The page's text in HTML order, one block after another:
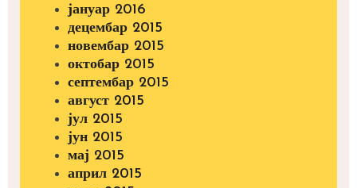
јануар 2016
децембар 2015
новембар 2015
октобар 2015
септембар 2015
август 2015
јул 2015
јун 2015
мај 2015
април 2015